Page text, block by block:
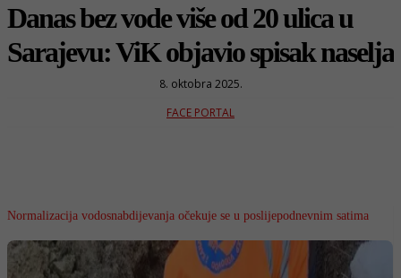
Danas bez vode više od 20 ulica u
Sarajevu: ViK objavio spisak naselja
8. oktobra 2025.
FACE PORTAL
Normalizacija vodosnabdijevanja očekuje se u poslijepodnevnim satima